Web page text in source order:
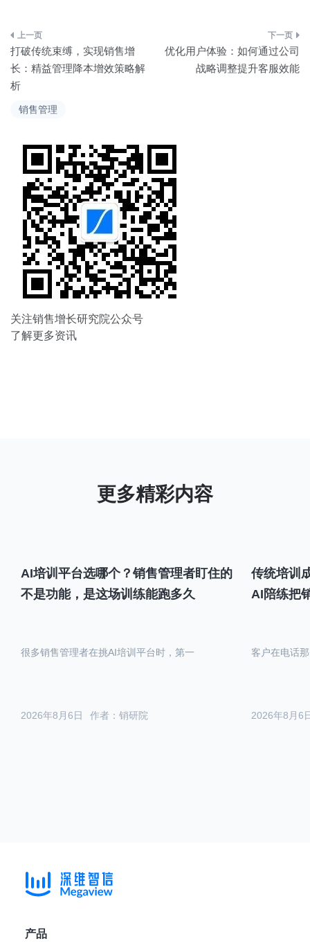
销售管理
文
章
导
打破传统束缚，实现销售增
长：精益管理降本增效策略解
析
优化用户体验：如何通过公司
战略调整提升客服效能
关注销售增长研究院公众号
了解更多资讯
AI培训平台选哪个？销售管理者盯住的
不是功能，是这场训练能跑多久
作者：销研院
2026年8月6日
很多销售管理者在挑AI培训平台时，第一
传统培训
AI陪练把
2026年8月6
客户在电话
产品